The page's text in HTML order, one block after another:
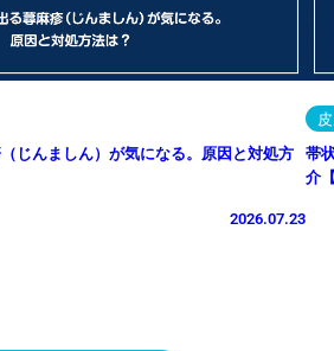
じんましん）が気になる。原因と対処方
2026.07.23
帯
介